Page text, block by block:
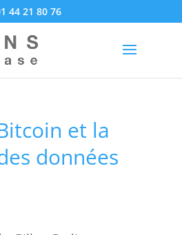
44 21 80 76
et la
données